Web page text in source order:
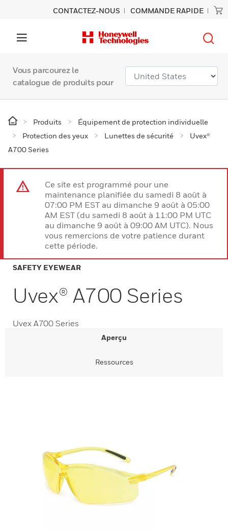
CONTACTEZ-NOUS COMMANDE RAPIDE
Vous parcourez le
catalogue de produits pour
Produits
Équipement de protection individuelle
Protection des yeux
Lunettes de sécurité
Uvex®
A700 Series
Ce site est programmé pour une
maintenance planifiée du samedi 8 août à
07:00 PM EST au dimanche 9 août à 05:00
AM EST (du samedi 8 août à 11:00 PM UTC
au dimanche 9 août à 09:00 AM UTC). Nous
vous remercions de votre patience durant
cette période.
SAFETY EYEWEAR
Uvex® A700 Series
Uvex A700 Series
Aperçu
Ressources